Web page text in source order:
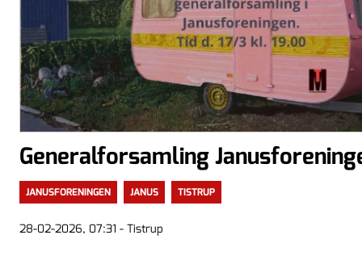
Generalforsamling
JANUSFORENINGEN JANUS TISTRUP
28-02-2026, 07:31 - Tistrup